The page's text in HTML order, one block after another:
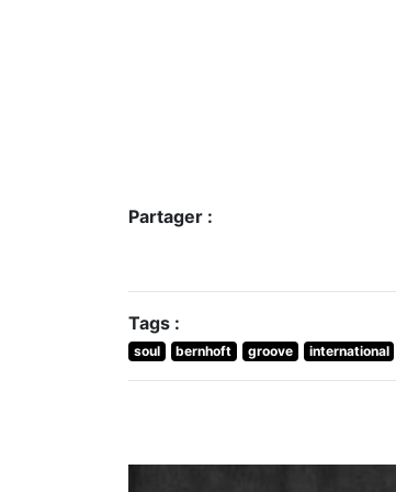
Partager :
Tags :
soul bernhoft groove international